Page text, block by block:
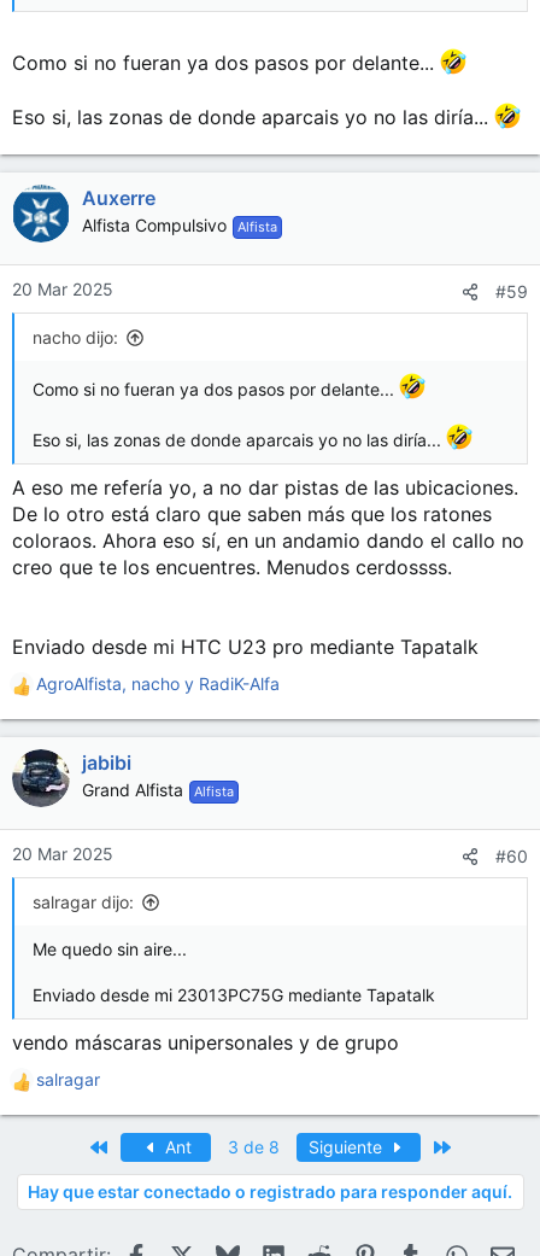
Como si no fueran ya dos pasos por delante...
Eso si, las zonas de donde aparcais yo no las diría...
Auxerre
Alfista Compulsivo Alfista
20 Mar 2025 #59
nacho dijo:
Como si no fueran ya dos pasos por delante...
Eso si, las zonas de donde aparcais yo no las diría...
A eso me refería yo, a no dar pistas de las ubicaciones.
De lo otro está claro que saben más que los ratones
coloraos. Ahora eso sí, en un andamio dando el callo no
creo que te los encuentres. Menudos cerdossss.
Enviado desde mi HTC U23 pro mediante Tapatalk
R
e
a
c
c
o
n
e
AgroAlfista, nacho y RadiK-Alfa
jabibi
Grand Alfista Alfista
20 Mar 2025 #60
salragar dijo:
Me quedo sin aire...
Enviado desde mi 23013PC75G mediante Tapatalk
vendo máscaras unipersonales y de grupo
R
e
c
n
salragar
PrimeroAnt 3 de 8 Siguiente
Hay que estar conectado o registrado para responder aquí.